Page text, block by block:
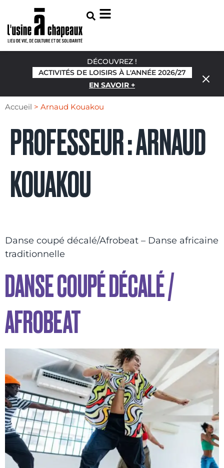
DÉCOUVREZ !
ACTIVITÉS DE LOISIRS À L'ANNÉE 2026/27
EN SAVOIR +
Accueil > Arnaud Kouakou
PROFESSEUR :ARNAUD
KOUAKOU
Danse coupé décalé/Afrobeat – Danse africaine
traditionnelle
DANSE COUPÉ DÉCALÉ /
AFROBEAT